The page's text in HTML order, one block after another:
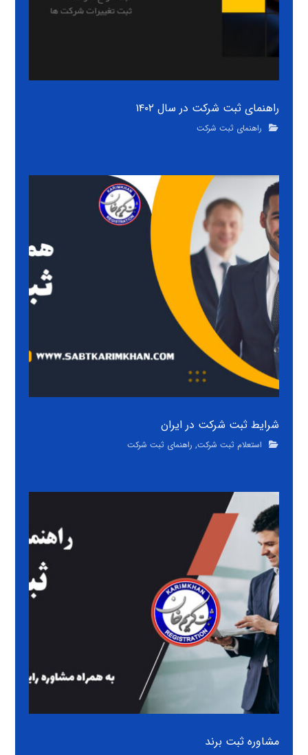
راهنمای ثبت شرکت در سال ۱۴۰۲
راهنمای ثبت شرکت
شرایط ثبت شرکت در ایران
استعلام ثبت شرکت, راهنمای ثبت شرکت
مشاوره ثبت برند